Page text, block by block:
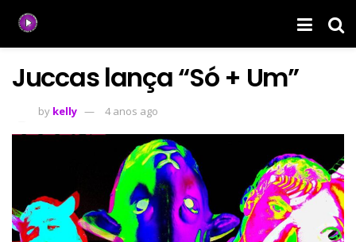
Juccas lança “Só + Um”
by kelly 4 anos ago